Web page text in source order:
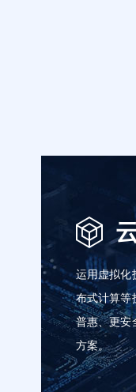
运用虚拟化
布式计算等
普惠、更安
方案。